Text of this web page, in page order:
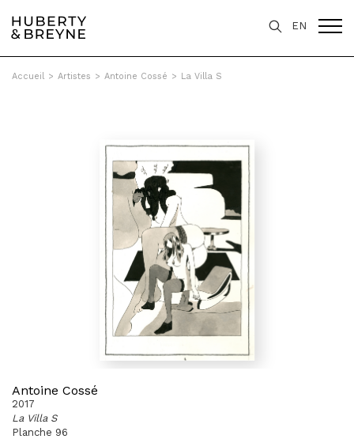
EN
Accueil > Artistes > Antoine Cossé > La Villa S
Antoine Cossé
2017
La Villa S
Planche 96